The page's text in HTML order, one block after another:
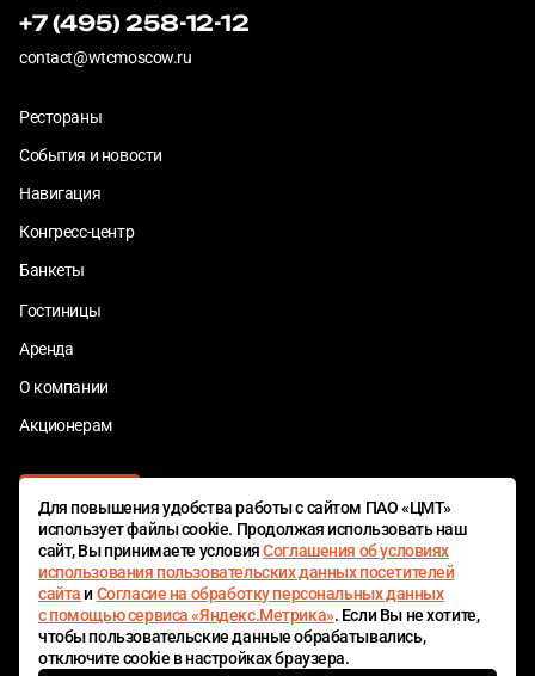
+7 (495) 258-12-12
contact@wtcmoscow.ru
Рестораны
События и новости
Навигация
Конгресс-центр
Банкеты
Гостиницы
Аренда
О компании
Акционерам
ЦМТ БОНУС
© 1980—2026 ПАО «Центр международной торговли»
Для повышения удобства работы с сайтом ПАО «ЦМТ»
использует файлы cookie. Продолжая использовать наш
сайт, Вы принимаете условияСоглашения об условиях
использования пользовательских данных посетителей
сайтаиСогласие на обработку персональных данных
с помощью сервиса «Яндекс.Метрика». Если Вы не хотите,
чтобы пользовательские данные обрабатывались,
отключите cookie в настройках браузера.